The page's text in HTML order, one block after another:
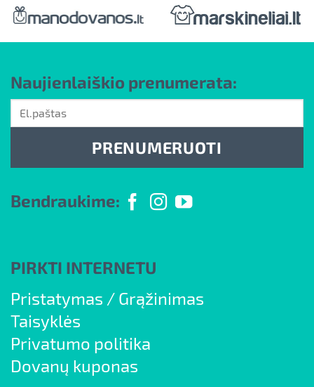
Naujienlaiškio prenumerata:
PRENUMERUOTI
Bendraukime:
PIRKTI INTERNETU
Pristatymas / Grąžinimas
Taisyklės
Privatumo politika
Dovanų kuponas